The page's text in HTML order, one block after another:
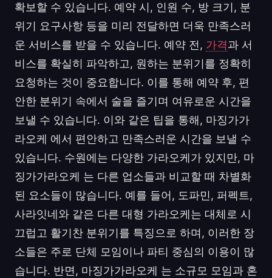
확보할 수 있습니다. 예약 시, 인원 수, 방 크기, 분
위기 요구사항 등을 미리 전달하면 더욱 만족스러
운 서비스를 받을 수 있습니다. 예약 전, 가격과 서
비스를 확실히 파악하고, 원하는 분위기를 정확히
요청하는 것이 중요합니다. 이를 통해 예약 후, 편
안한 분위기 속에서 술을 즐기며 여유로운 시간을
보낼 수 있습니다. 이와 같은 팁을 통해, 마징가가
라오케 에서 편안하고 만족스러운 시간을 보낼 수
있습니다. 수원에는 다양한 가라오케가 있지만, 마
징가가라오케 는 다른 업소들과 비교할 때 차별화
된 요소들이 많습니다. 예를 들어, 도파민, 퍼펙트,
사라잇네와 같은 다른 대형 가라오케는 대체로 시
끄럽고 활기찬 분위기를 특징으로 하며, 이러한 장
소들은 주로 단체 모임이나 파티 중심의 이용이 많
습니다. 반면, 마징가가라오케 는 소규모 모임과 혼